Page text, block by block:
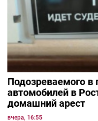
Подозреваемого
автомобилей в
домашний арест
вчера, 16:55